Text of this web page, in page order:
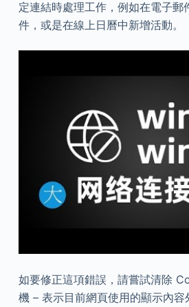
定連結時處理工作，例如在電子郵
件，或是在線上日曆中新增活動。
如要修正這項錯誤，請嘗試清除
機 – 表示目前網頁使用的顯示內容